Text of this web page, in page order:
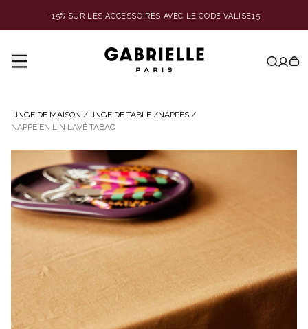
-15% SUR LES ACCESSOIRES AVEC LE CODE VALISE15
LINGE DE MAISON /LINGE DE TABLE /NAPPES /
NAPPE EN LIN LAVÉ TABAC